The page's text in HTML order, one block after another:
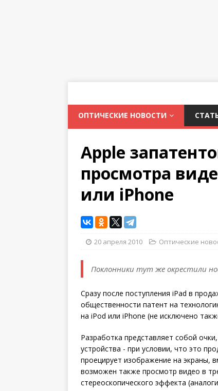
ОПТИЧЕСКИЕ НОВОСТИ
Apple
просмотра
или iPhone
20 апреля 2010 Оптические
Поклонники тут же окрестили
Сразу после поступления iPad в
общественности патент на
на iPod или iPhone (не исключено
Разработка представляет собой
устройства - при условии, что это
проецирует изображение на экраны,
возможен также просмотр видео в
стереоскопического эффекта